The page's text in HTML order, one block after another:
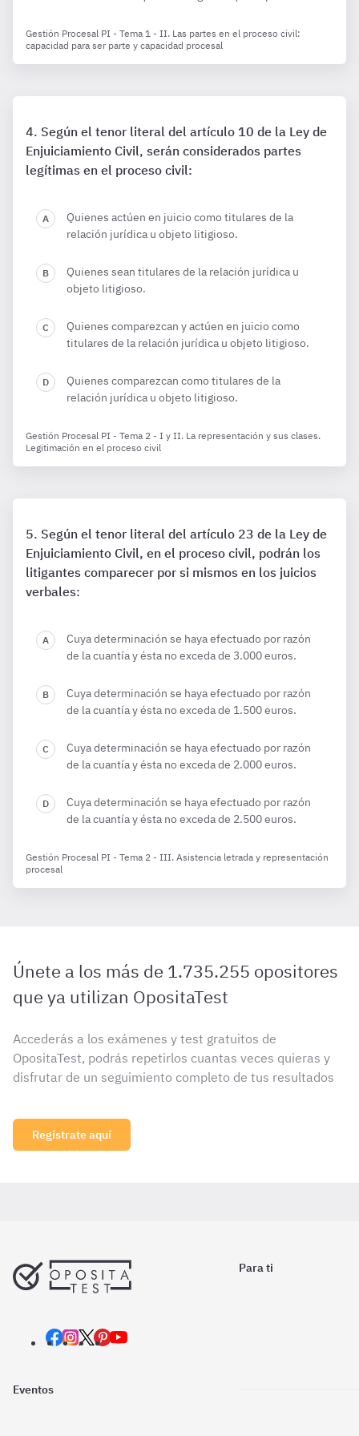
Gestión Procesal PI - Tema 1 - II. Las partes en el proceso civil:
capacidad para ser parte y capacidad procesal
Según el tenor literal del artículo 10 de la Ley de
Enjuiciamiento Civil, serán considerados partes
legítimas en el proceso civil:
Quienes actúen en juicio como titulares de la
relación jurídica u objeto litigioso.
Quienes sean titulares de la relación jurídica u
objeto litigioso.
Quienes comparezcan y actúen en juicio como
titulares de la relación jurídica u objeto litigioso.
Quienes comparezcan como titulares de la
relación jurídica u objeto litigioso.
Gestión Procesal PI - Tema 2 - I y II. La representación y sus clases.
Legitimación en el proceso civil
Según el tenor literal del artículo 23 de la Ley de
Enjuiciamiento Civil, en el proceso civil, podrán los
litigantes comparecer por si mismos en los juicios
verbales:
Cuya determinación se haya efectuado por razón
de la cuantía y ésta no exceda de 3.000 euros.
Cuya determinación se haya efectuado por razón
de la cuantía y ésta no exceda de 1.500 euros.
Cuya determinación se haya efectuado por razón
de la cuantía y ésta no exceda de 2.000 euros.
Cuya determinación se haya efectuado por razón
de la cuantía y ésta no exceda de 2.500 euros.
Gestión Procesal PI - Tema 2 - III. Asistencia letrada y representación
procesal
Únete a los más de 1.735.255 opositores
que ya utilizan OpositaTest
Accederás a los exámenes y test gratuitos de
OpositaTest, podrás repetirlos cuantas veces quieras y
disfrutar de un seguimiento completo de tus resultados
Regístrate aquí
Para ti
Eventos